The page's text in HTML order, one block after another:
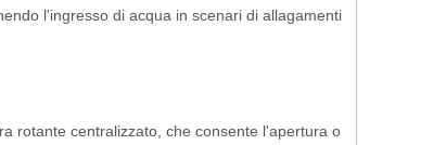
l'ingresso di acqua in scenari di allagamenti
rotante centralizzato, che consente l'apertura o